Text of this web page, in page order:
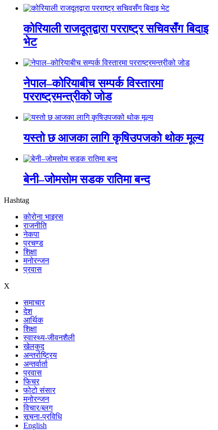
कोरियाली राजदूतद्वारा परराष्ट्र सचिवसँग बिदाइ
भेट
नेपाल–कोरियाबीच सम्पर्क विस्तारमा
परराष्ट्रमन्त्रीको जोड
यस्तो छ आजका लागि कृषिउपजको थोक मूल्य
बेनी–जोमसोम सडक रातिमा बन्द
Hashtag
कोरोना भाइरस
राजनीति
नेकपा
प्रचण्ड
शिक्षा
मनोरन्जन
प्रवास
X
समाचार
देश
आर्थिक
शिक्षा
स्वास्थ्य-जीवनशैली
खेलकुद
अन्तर्राष्ट्रिय
अन्तर्वार्ता
प्रवास
फिचर
फोटो संसार
मनोरन्जन
विचार/ब्लग
सूचना-प्रविधि
English